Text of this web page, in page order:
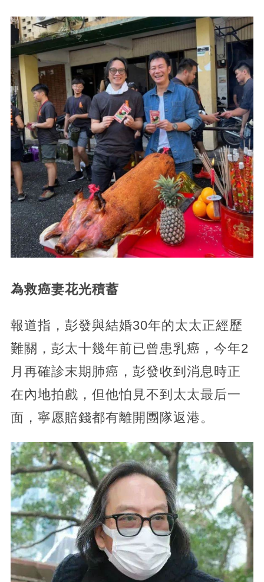
為救癌妻花光積蓄
報道指，彭發與結婚30年的太太正經歷
難關，彭太十幾年前已曾患乳癌，今年2
月再確診末期肺癌，彭發收到消息時正
在內地拍戲，但他怕見不到太太最后一
面，寧愿賠錢都有離開團隊返港。